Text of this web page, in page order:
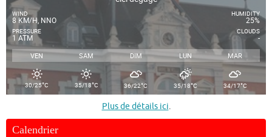
WIND
8 KM/H, NNO
PRESSURE
1 ATM
HUMIDITY
25%
CLOUDS
-
VEN SAM DIM LUN MAR
30/25°C 35/18°C 36/22°C 35/18°C 34/17°C
Plus de détails ici.
Calendrier